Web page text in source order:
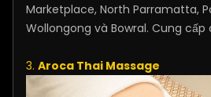
Marketplace, North Parramatta,
Wollongong và Bowral. Cung
3. Aroca Thai Massage